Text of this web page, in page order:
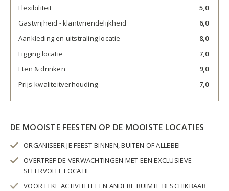
Flexibiliteit
5,0
Gastvrijheid - klantvriendelijkheid
6,0
Aankleding en uitstraling locatie
8,0
Ligging locatie
7,0
Eten & drinken
9,0
Prijs-kwaliteitverhouding
7,0
DE MOOISTE FEESTEN OP DE MOOISTE LOCATIES
ORGANISEER JE FEEST BINNEN, BUITEN OF ALLEBEI
OVERTREF DE VERWACHTINGEN MET EEN EXCLUSIEVE
SFEERVOLLE LOCATIE
VOOR ELKE ACTIVITEIT EEN ANDERE RUIMTE BESCHIKBAAR